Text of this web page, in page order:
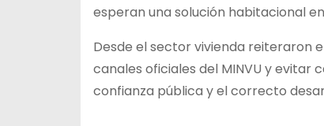
esperan una solución habitacional
Desde el sector vivienda reiteraron
canales oficiales del MINVU y
confianza pública y el correcto